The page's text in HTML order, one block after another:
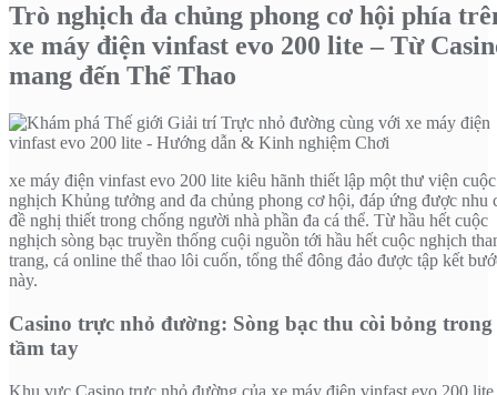
Trò nghịch đa chủng phong cơ hội phía
xe máy điện vinfast evo 200 lite – Từ
mang đến Thể Thao
xe máy điện vinfast evo 200 lite kiêu hãnh thiết lập một thư viện cuộc
nghịch Khủng tưởng and đa chủng phong cơ hội, đáp ứng được nhu
đề nghị thiết trong chống người nhà phần đa cá thể. Từ hầu hết cuộc
nghịch sòng bạc truyền thống cuội nguồn tới hầu hết cuộc nghịch
trang, cá online thể thao lôi cuốn, tổng thể đông đảo được tập kết
này.
Casino trực nhỏ đường: Sòng bạc thu còi bỏng trong
tầm tay
Khu vực Casino trực nhỏ đường của xe máy điện vinfast evo 200 lite